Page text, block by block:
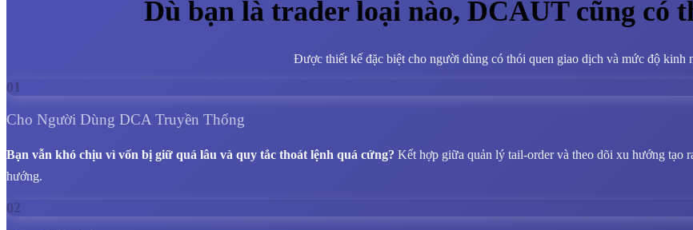
Dù bạn là trader loại nào, DCAUT cũng có
Được thiết kế đặc biệt cho người dùng có thói quen giao dịch và mức độ kinh
01
Cho Người Dùng DCA Truyền Thống
Bạn vẫn khó chịu vì vốn bị giữ quá lâu và quy tắc thoát lệnh quá cứng? Kết hợp giữa quản lý tail-order và theo dõi xu hướng tạo
hướng.
02